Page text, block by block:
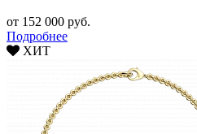
от 152 000 руб.
Подробнее
ХИТ